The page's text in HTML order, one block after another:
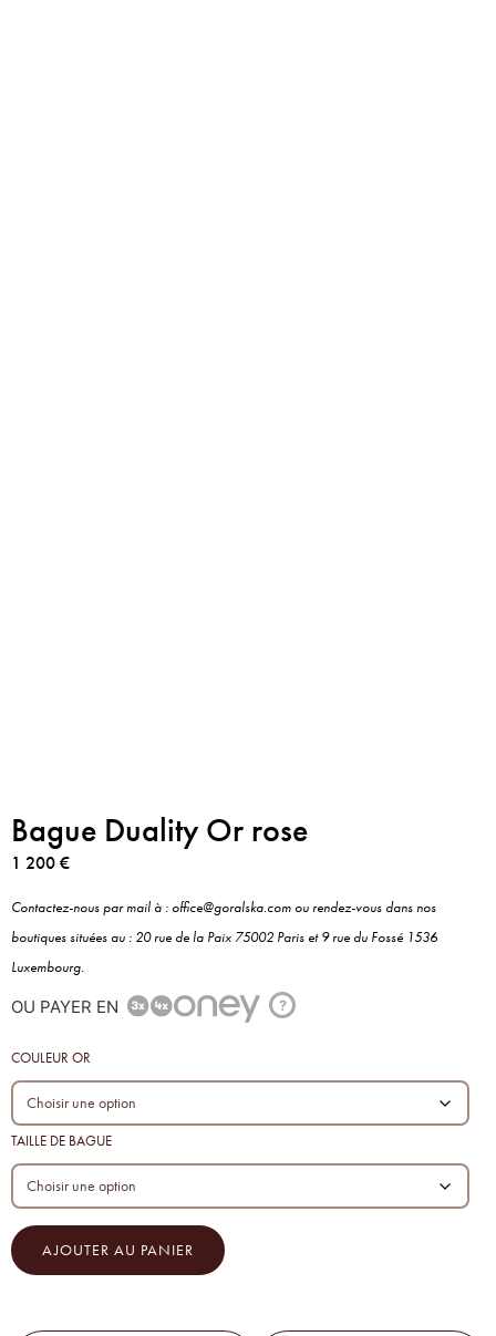
Bague Duality Or rose
1 200€
Contactez-nous par mail à : office@goralska.com ou rendez-vous dans nos
boutiques situées au : 20 rue de la Paix 75002 Paris et 9 rue du Fossé 1536
Luxembourg.
OU PAYER EN ?
COULEUR OR
TAILLE DE BAGUE
AJOUTER AU PANIER